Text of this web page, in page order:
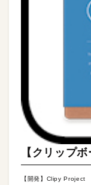
【クリップ
【開発】Clipy Project